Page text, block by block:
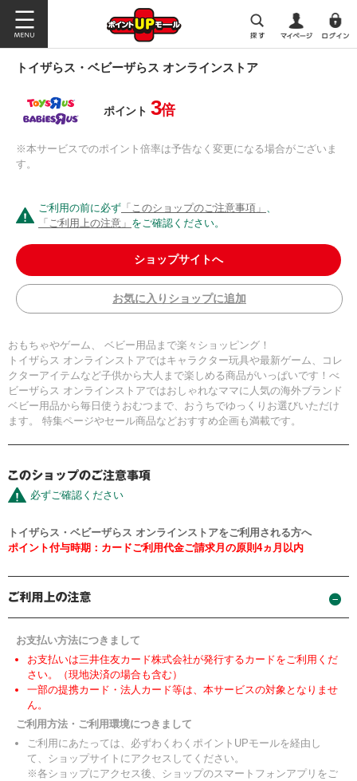
トイザらス・ベビーザらス オンラインストア
ポイント 3倍
※本サービスでのポイント倍率は予告なく変更になる場合がございま
す。
ご利用の前に必ず 「このショップのご注意事項」 、
「ご利用上の注意」 をご確認ください。
ショップサイトへ
お気に入りショップに追加
おもちゃやゲーム、 ベビー用品まで楽々ショッピング！
トイザらス オンラインストアではキャラクター玩具や最新ゲーム、コレ
クターアイテムなど子供から大人まで楽しめる商品がいっぱいです！べ
ビーザらス オンラインストアではおしゃれなママに人気の海外ブランド
ベビー用品から毎日使うおむつまで、おうちでゆっくりお選びいただけ
ます。 特集ページやセール商品などおすすめ企画も満載です。
必ずご確認ください
トイザらス・ベビーザらス オンラインストアをご利用される方へ
ポイント付与時期：カードご利用代金ご請求月の原則4ヵ月以内
お支払い方法につきまして
お支払いは三井住友カード株式会社が発行するカードをご利用くだ
さい。（現地決済の場合も含む）
一部の提携カード・法人カード等は、本サービスの対象となりませ
ん。
ご利用方法・ご利用環境につきまして
ご利用にあたっては、必ずわくわくポイントUPモールを経由し
て、ショップサイトにアクセスしてください。
※各ショップにアクセス後、ショップのスマートフォンアプリをご